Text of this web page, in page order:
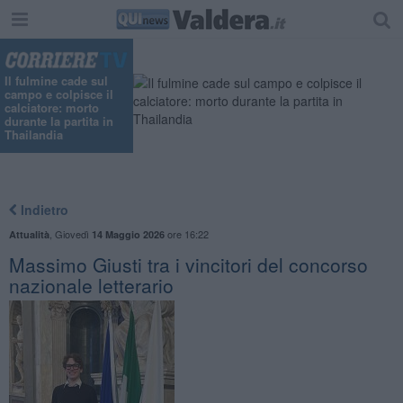
Il fulmine cade sul
campo e colpisce il
calciatore: morto
durante la partita in
Thailandia
Indietro
Attualità Giovedì 14 Maggio 2026ore 16:22
Massimo Giusti tra i vincitori del concorso
nazionale letterario